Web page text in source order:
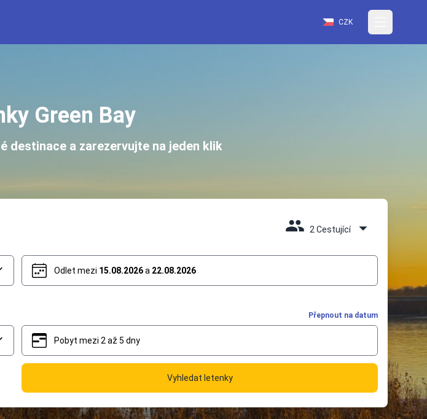
CZK
Green Bay
destinace a zarezervujte na jeden klik
2 Cestující
Odlet mezi 15.08.2026a 22.08.2026
Přepnout na datum
Pobyt mezi 2 až 5 dny
Vyhledat letenky